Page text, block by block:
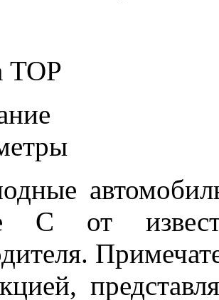
TOP
C от